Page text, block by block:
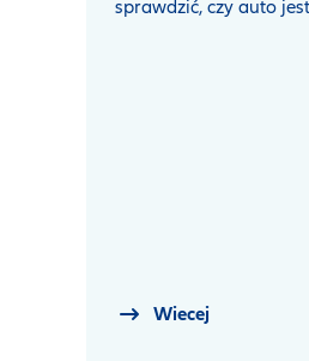
sprawdzić, czy auto
Wiecej